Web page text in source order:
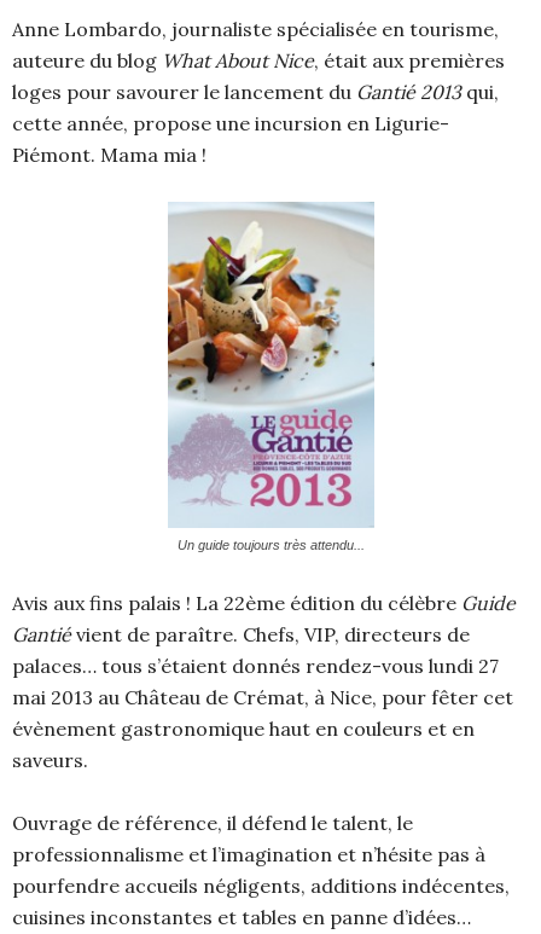
Anne Lombardo, journaliste spécialisée en tourisme,
auteure du blog What About Nice, était aux premières
loges pour savourer le lancement du Gantié 2013qui,
cette année, propose une incursion en Ligurie-
Piémont. Mama mia !
Un guide toujours très attendu...
Avis aux fins palais ! La 22ème édition du célèbre Guide
Gantiévient de paraître. Chefs, VIP, directeurs de
palaces… tous s’étaient donnés rendez-vous lundi 27
mai 2013 au Château de Crémat, à Nice, pour fêter cet
évènement gastronomique haut en couleurs et en
saveurs.
Ouvrage de référence, il défend le talent, le
professionnalisme et l’imagination et n’hésite pas à
pourfendre accueils négligents, additions indécentes,
cuisines inconstantes et tables en panne d’idées…